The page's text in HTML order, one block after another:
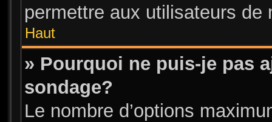
permettre aux utilisateurs de
Haut
» Pourquoi ne puis-je pas
sondage?
Le nombre d’options